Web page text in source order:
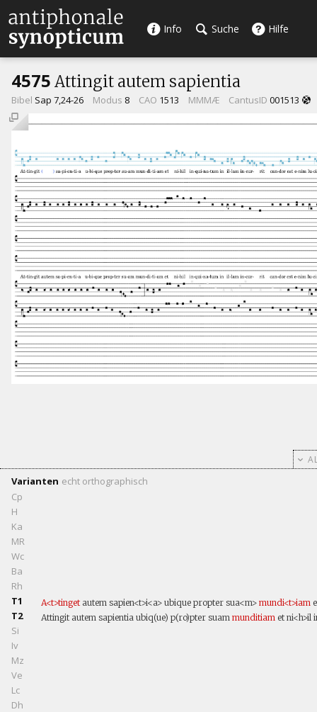
Info Suche Hilfe
4575 Attingit autem sapientia
Bibel Sap 7,24-26 Modus 8 CAO 1513 MMMÆ CantusID 001513
Varianten echt orthographisch
Cp
H
Ka
MR
Wc
Ba
Rh
T1
A<t>tinget autem sapien<t>i<a> ubique propter sua<m> mundi<t>iam
T2 Attingit autem sapientia ubiq(ue) p(ro)pter suam munditiam et ni<h>il
Si
Iv
Mz
Ve
Lc
Dh